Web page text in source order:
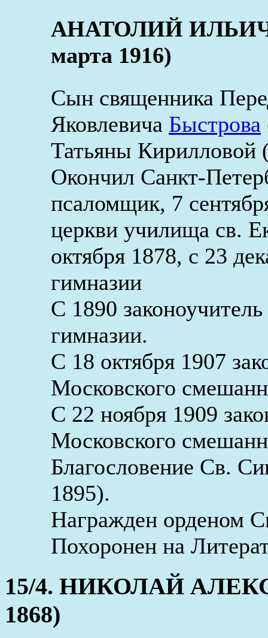
АНАТОЛИЙ ИЛЬИЧ
марта 1916)
Сын священника
Яковлевича Быстрова
Татьяны Кирилловой
Окончил Санкт-
псаломщик, 7
церкви училища св.
октября 1878, с 23
гимназии
С 1890
гимназии.
С 18 октября 1907
Московского
С 22 ноября 1909
Московского
Благословение Св.
1895).
Награжден орденом
Похоронен на
15/4. НИКОЛАЙ
1868)